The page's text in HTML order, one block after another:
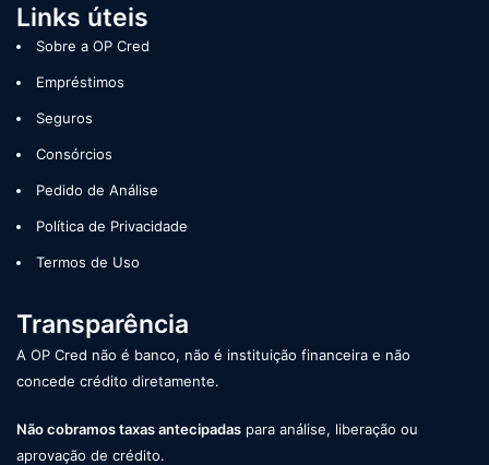
Links úteis
Sobre a OP Cred
Empréstimos
Seguros
Consórcios
Pedido de Análise
Política de Privacidade
Termos de Uso
Transparência
A OP Cred não é banco, não é instituição financeira e não
concede crédito diretamente.
Não cobramos taxas antecipadas para análise, liberação ou
aprovação de crédito.